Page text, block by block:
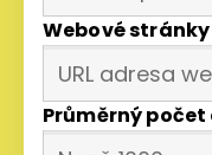
Webové stránky
Průměrný